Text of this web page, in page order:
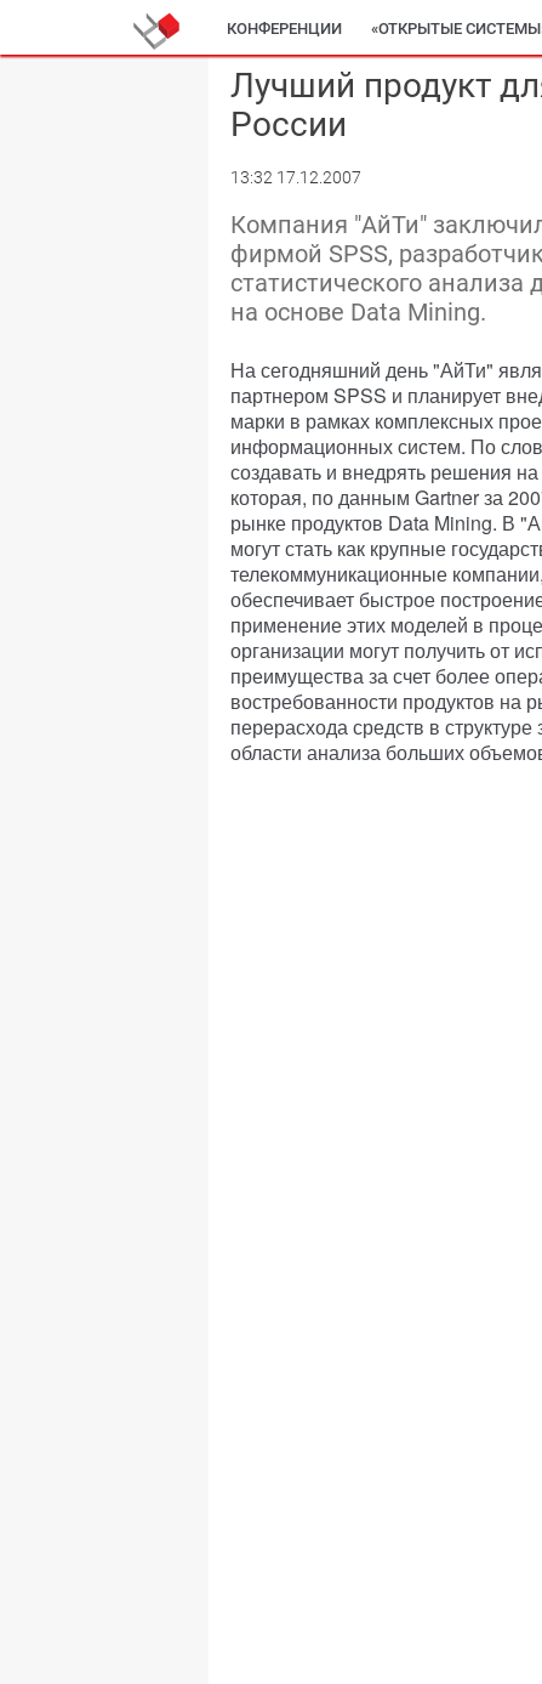
КОНФЕРЕНЦИИ «ОТКРЫТЫЕ
Лучший продукт
России
13:32 17.12.2007
Компания "АйТи"
фирмой SPSS,
статистического
на основе Data Mining.
На сегодняшний день "АйТи"
партнером SPSS и планирует
марки в рамках комплексных
информационных систем. По
создавать и внедрять решения
которая, по данным Gartner за
рынке продуктов Data Mining. В
могут стать как крупные
телекоммуникационные
обеспечивает быстрое
применение этих моделей в
организации могут получить от
преимущества за счет более
востребованности продуктов на
перерасхода средств в
области анализа больших